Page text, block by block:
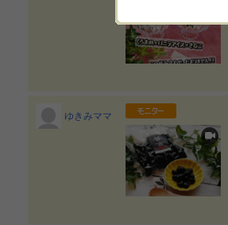
ゆきみママ